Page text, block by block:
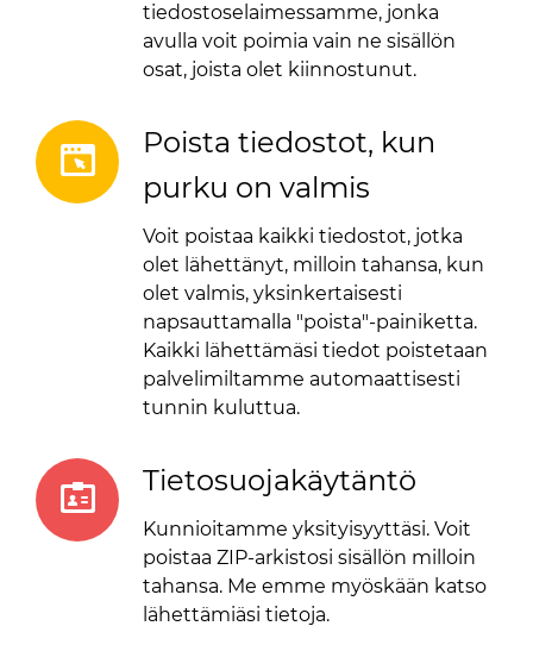
tiedostoselaimessamme, jonka
avulla voit poimia vain ne sisällön
osat, joista olet kiinnostunut.
Poista tiedostot, kun
purku on valmis
Voit poistaa kaikki tiedostot, jotka
olet lähettänyt, milloin tahansa, kun
olet valmis, yksinkertaisesti
napsauttamalla "poista"-painiketta.
Kaikki lähettämäsi tiedot poistetaan
palvelimiltamme automaattisesti
tunnin kuluttua.
Tietosuojakäytäntö
Kunnioitamme yksityisyyttäsi. Voit
poistaa ZIP-arkistosi sisällön milloin
tahansa. Me emme myöskään katso
lähettämiäsi tietoja.